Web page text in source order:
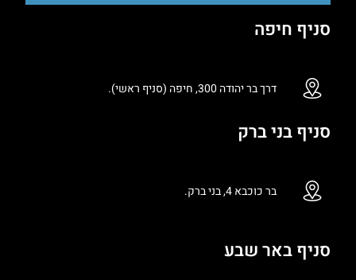
סניף חיפה
דרך בר יהודה 300, חיפה (סניף ראשי).
סניף בני ברק
בר כוכבא 4, בני ברק.
סניף באר שבע